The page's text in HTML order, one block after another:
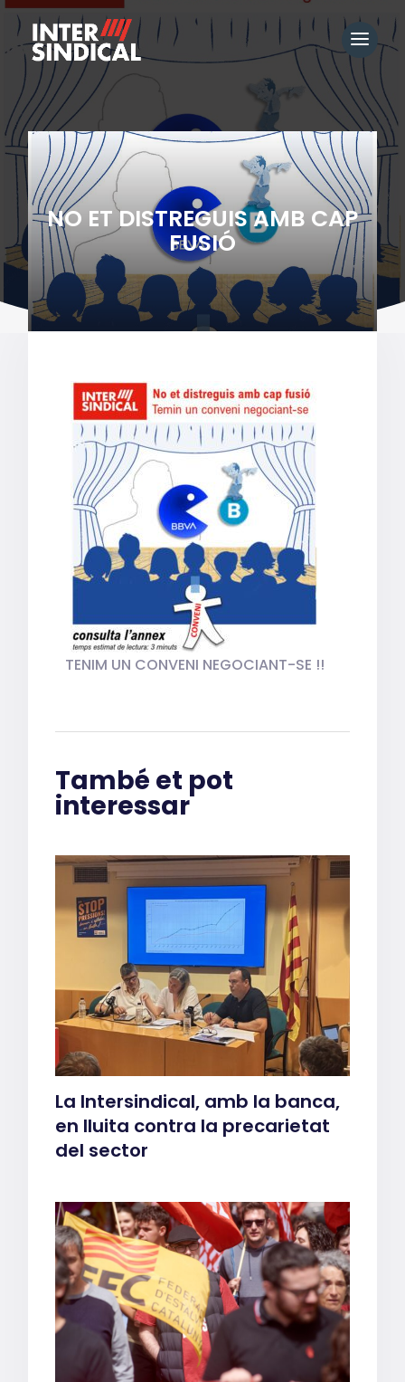
NO ET DISTREGUIS AMB CAP
FUSIÓ
TENIM UN CONVENI NEGOCIANT-SE !!
També et pot
interessar
La Intersindical, amb la banca,
en lluita contra la precarietat
del sector